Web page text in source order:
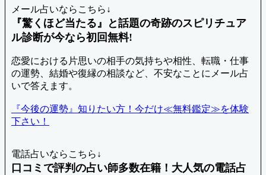
メール占いならこちら↓
『驚くほど当たる』と話題の奇跡のスピリチュア
ル診断が今なら初回無料!
恋愛における片思いの相手の気持ちや相性、転職・仕事
の運勢、結婚や復縁の相談など、不安なことにメール占
いで答えます。
『今後の運勢』知りたい方！今だけ≪無料鑑定≫を体験
下さい！
電話占いならこちら↓
口コミで評判の占い師多数在籍！大人気の電話占